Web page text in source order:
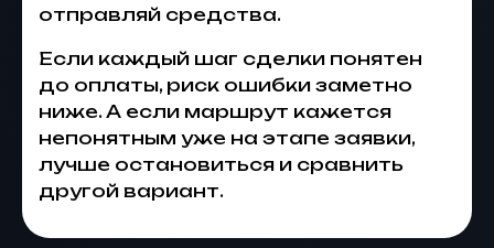
отправляй средства.
Если каждый шаг сделки понятен
до оплаты, риск ошибки заметно
ниже. А если маршрут кажется
непонятным уже на этапе заявки,
лучше остановиться и сравнить
другой вариант.